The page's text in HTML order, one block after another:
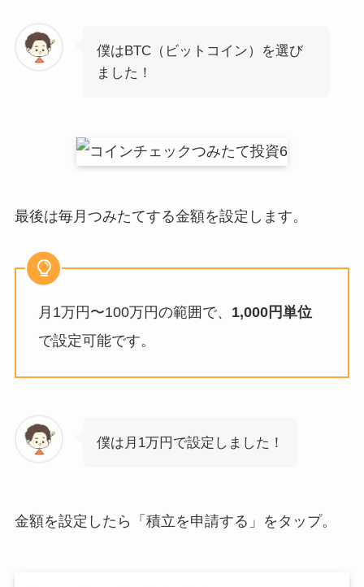
僕はBTC（ビットコイン）を選び
ました！
最後は毎月つみたてする金額を設定します。
月1万円〜100万円の範囲で、 1,000円単位
で設定可能です。
僕は月1万円で設定しました！
金額を設定したら「積立を申請する」をタップ。